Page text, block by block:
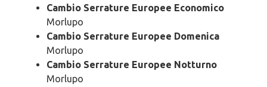
Cambio Serrature Europee Economico
Morlupo
Cambio Serrature Europee Domenica
Morlupo
Cambio Serrature Europee Notturno
Morlupo